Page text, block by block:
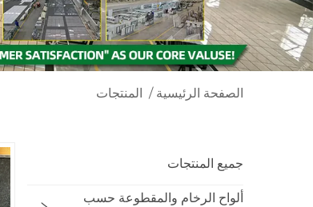
الصفحة الرئيسية / المنتجات
جميع المنتجات
ألواح الرخام والمقطوعة حسب